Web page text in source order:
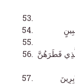
فَطَرَهُنَّ